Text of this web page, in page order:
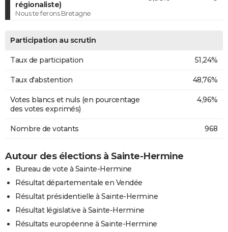
régionaliste)
Nous te ferons Bretagne
Participation au scrutin
Taux de participation 51,24%
Taux d'abstention 48,76%
Votes blancs et nuls (en pourcentage
des votes exprimés)
4,96%
Nombre de votants 968
Autour des élections à Sainte-Hermine
Bureau de vote à Sainte-Hermine
Résultat départementale en Vendée
Résultat présidentielle à Sainte-Hermine
Résultat législative à Sainte-Hermine
Résultats européenne à Sainte-Hermine